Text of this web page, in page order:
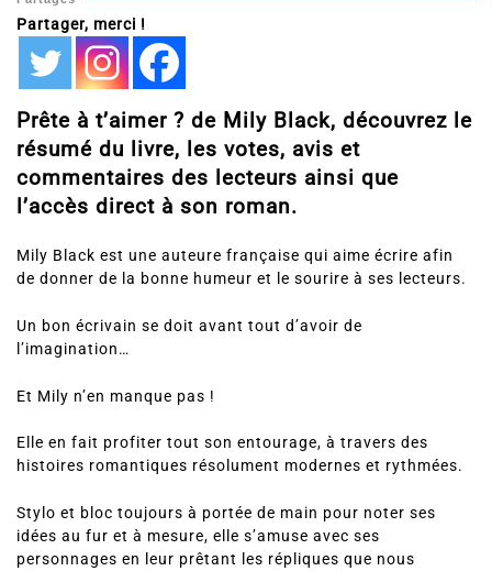
Partager, merci !
Prête à t’aimer ? de Mily Black, découvrez le
résumé du livre, les votes, avis et
commentaires des lecteurs ainsi que
l’accès direct à son roman.
Mily Black est une auteure française qui aime écrire afin
de donner de la bonne humeur et le sourire à ses lecteurs.
Un bon écrivain se doit avant tout d’avoir de
l’imagination…
Et Mily n’en manque pas !
Elle en fait profiter tout son entourage, à travers des
histoires romantiques résolument modernes et rythmées.
Stylo et bloc toujours à portée de main pour noter ses
idées au fur et à mesure, elle s’amuse avec ses
personnages en leur prêtant les répliques que nous